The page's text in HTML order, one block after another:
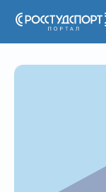
Портал
Фото